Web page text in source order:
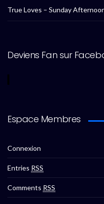
True Loves – Sunday
Deviens Fan sur
Espace Membres
Connexion
Entries RSS
Comments RSS